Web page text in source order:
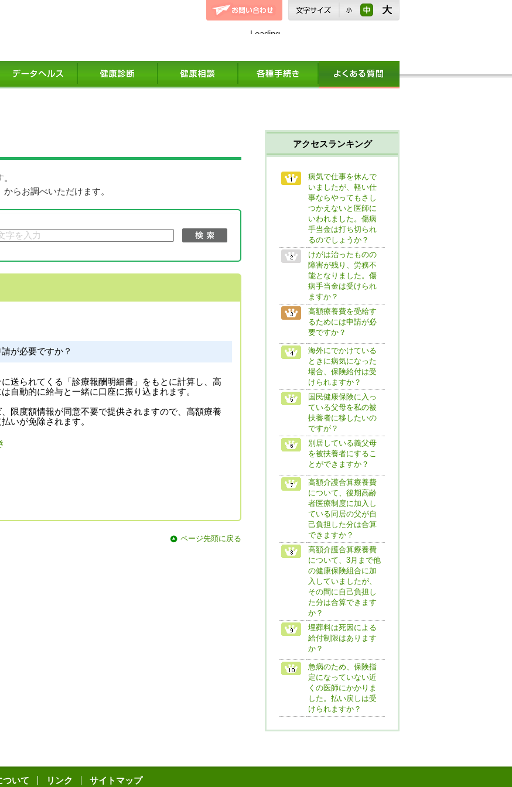
Loading
らお調べいただけます。
が必要ですか？
送られてくる「診療報酬明細書」をもとに計算し、高
自動的に給与と一緒に口座に振り込まれます。
限度額情報が同意不要で提供されますので、高額療養
いが免除されます。
ページ先頭に戻る
アクセスランキング
病気で仕事を休んで
いましたが、軽い仕
事ならやってもさし
つかえないと医師に
いわれました。傷病
手当金は打ち切られ
るのでしょうか？
けがは治ったものの
障害が残り、労務不
能となりました。傷
病手当金は受けられ
ますか？
高額療養費を受給す
るためには申請が必
要ですか？
海外にでかけている
ときに病気になった
場合、保険給付は受
けられますか？
国民健康保険に入っ
ている父母を私の被
扶養者に移したいの
ですが？
別居している義父母
を被扶養者にするこ
とができますか？
高額介護合算療養費
について、後期高齢
者医療制度に加入し
ている同居の父が自
己負担した分は合算
できますか？
高額介護合算療養費
について、3月まで他
の健康保険組合に加
入していましたが、
その間に自己負担し
た分は合算できます
か？
埋葬料は死因による
給付制限はあります
か？
急病のため、保険指
定になっていない近
くの医師にかかりま
した。払い戻しは受
けられますか？
ついて リンク サイトマップ